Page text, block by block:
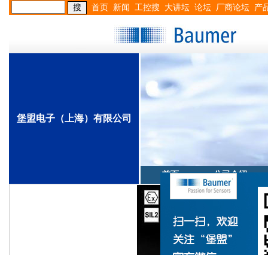
首页 新闻 工控搜 大讲坛 论坛 厂商论坛 产
堡盟电子（上海）有限公司
首页 公司介绍